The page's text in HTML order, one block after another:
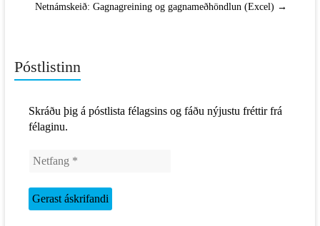
Netnámskeið: Gagnagreining og gagnameðhöndlun (Excel) →
Póstlistinn
Skráðu þig á póstlista félagsins og fáðu nýjustu fréttir frá
félaginu.